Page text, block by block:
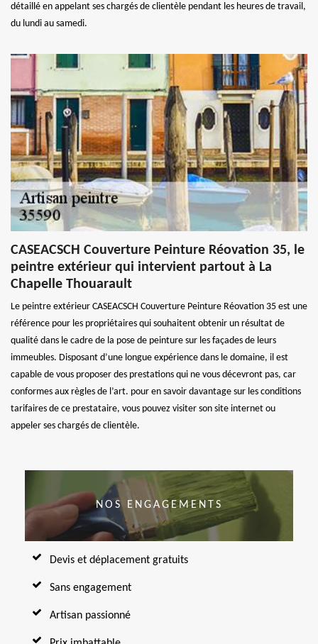
détaillé en appelant ses chargés de clientèle pendant les heures de travail,
du lundi au samedi.
CASEACSCH Couverture Peinture Réovation 35, le
peintre extérieur qui intervient partout à La
Chapelle Thouarault
Le peintre extérieur CASEACSCH Couverture Peinture Réovation 35 est une
référence pour les propriétaires qui souhaitent obtenir un résultat de
qualité dans le cadre de la pose de peinture sur les façades de leurs
immeubles. Disposant d’une longue expérience dans le domaine, il est
capable de vous proposer des prestations qui ne vous décevront pas, car
conformes aux règles de l’art. pour en savoir davantage sur les conditions
tarifaires de ce prestataire, vous pouvez visiter son site internet ou
appeler ses chargés de clientèle.
NOS ENGAGEMENTS
Devis et déplacement gratuits
Sans engagement
Artisan passionné